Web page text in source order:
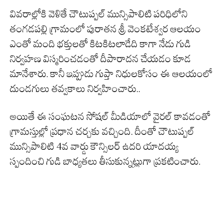
వివ‌రాల్లోకి వెళితే చౌటుప్ప‌ల్ మున్సిపాలిటి ప‌రిధిలోని
తంగ‌డ‌ప‌ల్లి గ్రామంలో పురాత‌న శ్రీ వెంక‌టేశ్వ‌ర ఆల‌యం
ఎంతో మంది భ‌క్తుల‌తో కిటకిటలాడేది కాగా నేడు గుడి
నిర్వ‌హ‌ణ విస్మ‌రించ‌డంతో దీపారాద‌న చేయ‌డం కూడ
మానేశారు.కానీ ఇప్పుడు గుప్తా నిధులకోసం ఈ ఆలయంలో
దుండగులు తవ్వకాలు నిర్వహించారు..
అయితే ఈ సంఘటన సోష‌ల్ మీడియాలో వైర‌ల్ కావ‌డంతో
గ్రామ‌స్తుల్లో ప్ర‌ధాన చ‌ర్చ‌కు వ‌చ్చింది. దీంతో చౌటుప్ప‌ల్
మున్సిపాలిటి 4వ వార్డు కౌన్సిల‌ర్ ఉద‌రి యాదయ్య
స్పందించి గుడి బాధ్య‌త‌లు తీసుకున్న‌ట్లుగా ప్ర‌క‌టించారు.